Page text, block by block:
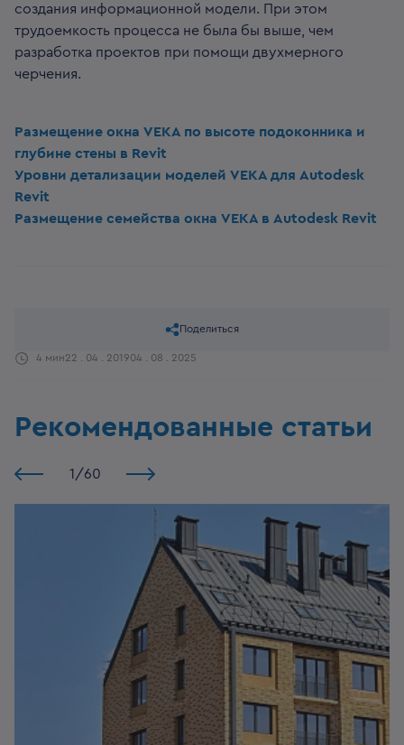
создания информационной модели. При этом
трудоемкость процесса не была бы выше, чем
разработка проектов при помощи двухмерного
черчения.
Размещение окна VEKA по высоте подоконника и
глубине стены в Revit
Уровни детализации моделей VEKA для Autodesk
Revit
Размещение семейства окна VEKA в Autodesk Revit
4 мин22 . 04 . 201904 . 08 . 2025
Поделиться
Рекомендованные статьи
1 /60